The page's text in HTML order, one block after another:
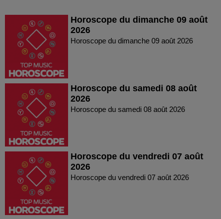
Horoscope du dimanche 09 août
2026
Horoscope du dimanche 09 août 2026
Horoscope du samedi 08 août
2026
Horoscope du samedi 08 août 2026
Horoscope du vendredi 07 août
2026
Horoscope du vendredi 07 août 2026